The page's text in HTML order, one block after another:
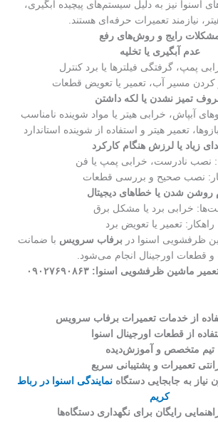
اسنوا نیز به دلیل سیستم‌های پیچیده آبگیری،
نیازمند تعمیرات حرفه‌ای هستند.
رایج و روش‌های رفع
عدم آبگیری یا تخلیه
پمپ، گرفتگی فیلترها یا برد کنترل
کردن مسیر آب، تعمیر یا تعویض قطعات
تمیز نشدن یا لکه داشتن
آبپاش، خرابی هیتر یا مواد شوینده نامناسب
تعمیر هیتر و استفاده از شوینده استاندارد
زیاد یا لرزش هنگام کارکرد
نصب نادرست، خرابی پمپ یا فن
نصب صحیح و بررسی قطعات
روشن شدن یا خطاهای دیجیتال
خرابی برد یا مشکل برق
راهکار: تعمیر یا تعویض برد
ظرفشویی اسنوا دربرفاب سرویس با ضمانت
و قطعات اورجینال انجام می‌شود.
ماشین ظرفشویی اسنوا: ۰۹۰۲۷۶۹۰۸۶۳
از خدمات تعمیرات برفاب سرویس
از قطعات اورجینال اسنوا
تیم متخصص و آموزش‌دیده
تعمیرات و پشتیبانی سریع
نیاز به جابجایی دستگاهنمایندگی اسنوا در رباط
کریم
رایگان برای نگهداری دستگاه‌ها